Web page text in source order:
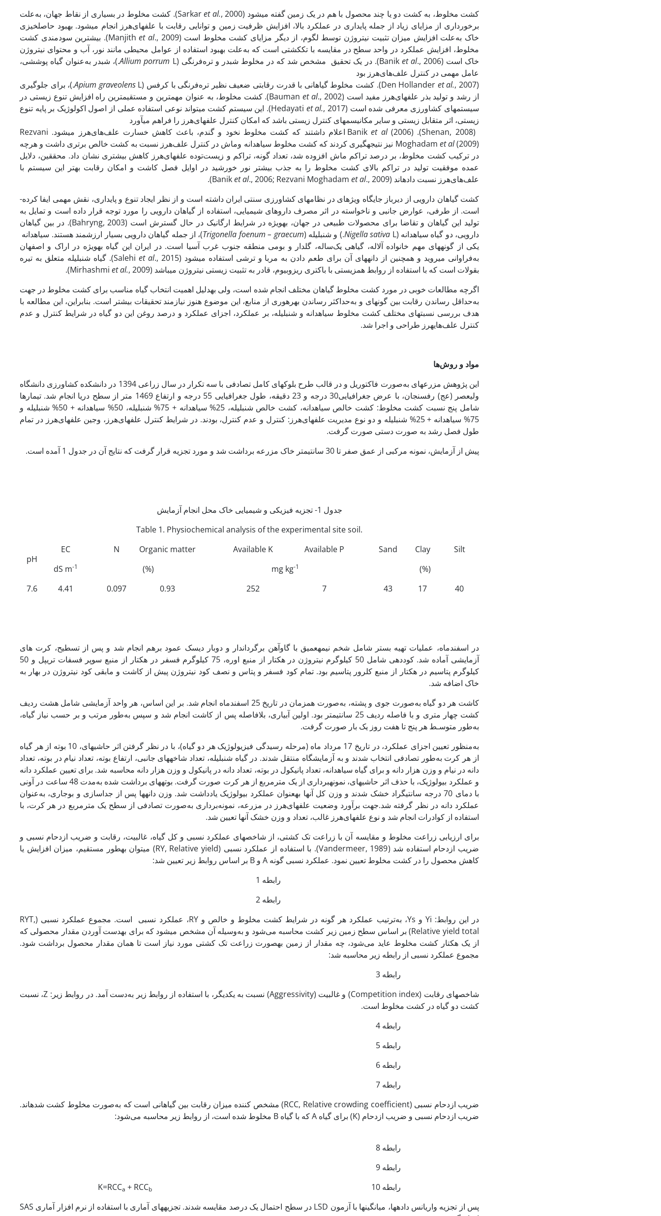
کشت مخلوط، به کشت دو یا چند محصول با هم در یک زمین گفته می­شود (Sarkar
et al.
, 2000). کشت مخلوط در بسیاری از نقاط جهان، به‌علت
برخورداری از مزایای زیاد از جمله پایداری در عملکرد بالا، افزایش ظرفیت زمین و توانایی رقابت با علف­های‌هرز انجام می­شود. بهبود حاصلخیزی
خاک به‌علت افزایش میزان تثبیت نیتروژن توسط لگوم، از دیگر مزایای کشت مخلوط است (Manjith
et al
., 2009). بیشترین سودمندی کشت
مخلوط، افزایش عملکرد در واحد سطح در مقایسه با تک­کشتی است که به‌علت بهبود استفاده از عوامل محیطی مانند نور، آب و محتوای نیتروژن
خاک است (Banik
et al., 2006). در یک تحقیق مشخص شد که در مخلوط شبدر و تره­‌فرنگی ( Allium porrumL.)، شبدر به‌عنوان گیاه پوششی،
عامل مهمی در کنترل علف‌های‌هرز بود
(Den Hollander
et al., 2007). کشت مخلوط گیاهانی با قدرت رقابتی ضعیف نظیر تره‌فرنگی با کرفس ( Apium graveolensL.)، برای جلوگیری
از رشد و تولید بذر علف­های‌هرز مفید است (Bauman
et al
., 2002). کشت مخلوط، به عنوان مهم­ترین و مستقیم­ترین راه افزایش تنوع زیستی در
سیستم­های کشاورزی معرفی شده است (Hedayati
et al.
, 2017). این سیستم کشت می­تواند نوعی استفاده عملی از اصول اکولوژیک بر پایه تنوع
زیستی، اثر متقابل زیستی و سایر مکانیسم­های کنترل زیستی باشد که امکان کنترل علف­های‌هرز را فراهم می­آورد
(Shenan, 2008). Banik
et al
(2006) اعلام داشتند که کشت مخلوط نخود و گندم، باعث کاهش خسارت علف‌های‌هرز می­شود. Rezvani
Moghadam etal
(2009) نیز نتیجه­گیری کردند که کشت مخلوط سیاهدانه وماش در کنترل علف‌هرز نسبت به کشت خالص برتری داشت و هرچه
در ترکیب کشت مخلوط، بر درصد تراکم ماش افزوده شد، تعداد گونه، تراکم و زیست‌توده علف­های‌هرز کاهش بیشتری نشان داد. محققین، دلایل
عمده موفقیت تولید در تراکم بالای کشت مخلوط را به جذب بیشتر نور خورشید در اوایل فصل کاشت و امکان رقابت بهتر این سیستم با
علف‌های‌هرز نسبت داده­اند (Banik
et al., 2006; Rezvani Moghadam et al., 2009).
کشت گیاهان دارویی از دیرباز جایگاه ویژه­ای در نظام­های کشاورزی سنتی ایران داشته است و از نظر ایجاد تنوع و پایداری، نقش مهمی ایفا کرده­
است. از طرفی، عوارض جانبی و ناخواسته در اثر مصرف داروهای شیمیایی، استفاده از گیاهان دارویی را مورد توجه قرار داده است و تمایل به
تولید این گیاهان و تقاضا برای محصولات طبیعی در جهان، به­ویژه در شرایط ارگانیک در حال گسترش است (Bahryng, 2003). در بین گیاهان
دارویی، دو گیاه سیاهدانه ( Nigella sativa L.) و شنبلیله ( Trigonella foenum – graecum)، از جمله گیاهان دارویی بسیار ارزشمند هستند. سیاهدانه
یکی از گونه­های مهم خانواده آلاله، گیاهی یک‌ساله، گلدار و بومی منطقه جنوب غرب آسیا است. در ایران این گیاه به­ویژه در اراک و اصفهان
به‌فراوانی می­روید و همچنین از دانه­های آن برای طعم دادن به مربا و ترشی استفاده می­شود (Salehi
et al
., 2015). گیاه شنبلیله متعلق به تیره
بقولات است که با استفاده از روابط همزیستی با باکتری ریزوبیوم، قادر به تثبیت زیستی نیتروژن می­باشد (Mirhashmi
et al., 2009).
اگرچه مطالعات خوبی در مورد کشت مخلوط گیاهان مختلف انجام شده است، ولی به­دلیل اهمیت انتخاب گیاه مناسب برای کشت مخلوط در جهت
به‌حداقل رساندن رقابت بین گونه­ای و به‌حداکثر رساندن بهره­وری از منابع، این موضوع هنوز نیازمند تحقیقات بیشتر است. بنابراین، این مطالعه با
هدف بررسی نسبت­های مختلف کشت مخلوط سیاهدانه و شنبلیله، بر عملکرد، اجزای عملکرد و درصد روغن این دو گیاه در شرایط کنترل و عدم
کنترل علف‌های­هرز طراحی و اجرا شد.
مواد و روش‌ها
این پژوهش مزرعه­ای به‌صورت فاکتوریل و در قالب طرح بلوک­های کامل تصادفی با سه تکرار در سال زراعی 1394 در دانشکده کشاورزی دانشگاه
ولی­عصر (عج) رفسنجان، با عرض جغرافیایی30 درجه و 23 دقیقه، طول جغرافیایی 55 درجه و ارتفاع 1469 متر از سطح دریا انجام شد. تیمارها
شامل پنج نسبت کشت مخلوط: کشت خالص سیاهدانه، کشت خالص شنبلیله، 25% سیاهدانه + 75% شنبلیله، 50% سیاهدانه + 50% شنبلیله و
75% سیاهدانه + 25% شنبلیله و دو نوع مدیریت علف­های‌هرز: کنترل و عدم کنترل، بودند. در شرایط کنترل علف­های‌هرز، وجین علف­های‌هرز در تمام
طول فصل رشد به صورت دستی صورت گرفت.
پیش از آزمایش، نمونه­ مرکبی از عمق صفر تا 30 سانتی­متر خاک مزرعه برداشت شد و مورد تجزیه قرار گرفت که نتایج آن در جدول 1 آمده است.
جدول 1- تجزیه فیزیکی و شیمیایی خاک محل انجام آزمایش
Table 1. Physiochemical analysis of the experimental site soil.
pH
EC N Organic matter Available K Available P Sand Clay
Silt
dS m-1 (%) mg kg-1
(%)
7.6
4.41 0.097 0.93 252 7 43 17 40
در اسفندماه، عملیات تهیه بستر شامل شخم نیمه­عمیق با گاوآهن برگردان­دار و دوبار دیسک عمود برهم انجام شد و پس از تسطیح، کرت های
آزمایشی آماده شد. کوددهی شامل 50 کیلوگرم نیتروژن در هکتار از منبع اوره، 75 کیلوگرم فسفر در هکتار از منبع سوپر فسفات تریپل و 50
کیلوگرم پتاسیم در هکتار از منبع کلرور پتاسیم بود. تمام کود فسفر و پتاس و نصف کود نیتروژن پیش از کاشت و مابقی کود نیتروژن در بهار به
خاک اضافه شد.
کاشت هر دو گیاه به‌صورت جوی و پشته، به‌صورت همزمان در تاریخ 25 اسفندماه انجام شد. بر این اساس، هر واحد آزمایشی شامل هشت ردیف
کشت چهار متری و با فاصله ردیف 25 سانتیمتر بود. اولین آبیاری، بلافاصله پس از کاشت انجام شد و سپس به‌طور مرتب و بر حسب نیاز گیاه،
به‌طور متوسـط هر پنج تا هفت روز یک بار صورت گرفت.
به‌منظور تعیین اجزای عملکرد، در تاریخ­ 17 مرداد ماه (مرحله رسیدگی فیزیولوژیک هر دو گیاه)، با در نظر گرفتن اثر حاشیه­ای، 10 بوته از هر گیاه
از هر کرت به‌طور تصادفی انتخاب شدند و به آزمایشگاه منتقل شدند. در گیاه شنبلیله، تعداد شاخه­های جانبی، ارتفاع بوته، تعداد نیام در بوته، تعداد
دانه در نیام و وزن هزار دانه و برای گیاه سیاهدانه، تعداد پانیکول در بوته، تعداد دانه در پانیکول و وزن هزار دانه محاسبه شد. برای تعیین عملکرد دانه
و عملکرد بیولوژیک، با حذف اثر حاشیه­ای، نمونه­برداری از یک متر­مربع از هر کرت صورت گرفت. بوته­های برداشت شده به‌مدت 48 ساعت در آونی
با دمای 70 درجه سانتی­گراد خشک شدند و وزن کل آن­ها به­عنوان عملکرد بیولوژیک یادداشت شد. وزن دانه­ها پس از جداسازی و بوجاری، به‌عنوان
عملکرد دانه در نظر گرفته شد.جهت برآورد وضعیت علف­های‌هرز در مزرعه، نمونه‌برداری به‌صورت تصادفی از سطح یک متر­مربع در هر کرت، با
استفاده از کوادرات انجام شد و نوع علف­های‌هرز غالب، تعداد و وزن خشک آن­ها تعیین شد.
برای ارزیابی زراعت مخلوط و مقایسه آن با زراعت تک کشتی، از شاخص­های عملکرد نسبی و کل گیاه، غالبیت، رقابت و ضریب ازدحام نسبی و
ضریب ازدحام استفاده شد (Vandermeer, 1989). با استفاده از عملکرد نسبی (RY, Relative yield) می­توان به­طور مستقیم، میزان افزایش یا
کاهش محصول را در کشت مخلوط تعیین نمود. عملکرد نسبی گونه A و B بر اساس روابط زیر تعیین شد:
رابطه 1
رابطه 2
در این روابط: Yi و Ys، به‌ترتیب عملکرد هر گونه در شرایط کشت مخلوط و خالص و RY، عملکرد نسبی است. مجموع عملکرد نسبی (RYT,
Relative yield total) بر اساس سطح زمین زیر کشت محاسبه می‌شود و به‌وسیله آن مشخص می­شود که برای به­دست آوردن مقدار محصولی که
از یک هکتار کشت مخلوط عاید می‌شود، چه مقدار از زمین به­صورت زراعت تک کشتی مورد نیاز است تا همان مقدار محصول برداشت شود.
مجموع عملکرد نسبی از رابطه زیر محاسبه شد:
رابطه 3
شاخص­های رقابت (Competition index) و غالبیت (Aggressivity) نسبت به یکدیگر، با استفاده از روابط زیر به‌دست آمد. در روابط زیر: Z، نسبت
کشت دو گیاه در کشت مخلوط است.
رابطه 4
رابطه 5
رابطه 6
رابطه 7
ضریب ازدحام نسبی (RCC, Relative crowding coefficient) مشخص کننده میزان رقابت بین گیاهانی است که به‌صورت مخلوط کشت شده­اند.
ضریب ازدحام نسبی و ضریب ازدحام (K) برای گیاه A که با گیاه B مخلوط شده است، از روابط زیر محاسبه می‌شود:
رابطه 8
رابطه 9
رابطه 10
K=RCCa + RCCb
پس از تجزیه واریانس داده­ها، میانگین­ها با آزمون LSD در سطح احتمال یک درصد مقایسه شدند. تجزیه­های آماری با استفاده از نرم افزار آماری SAS